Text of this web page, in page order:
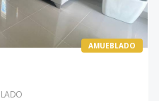
AMUEBLADO